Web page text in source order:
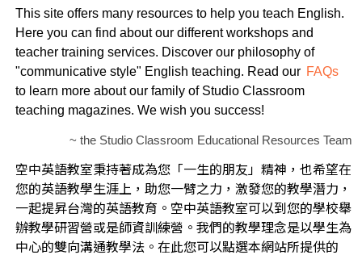
This site offers many resources to help you teach English.
Here you can find about our different workshops and
teacher training services. Discover our philosophy of
"communicative style" English teaching. Read our FAQs
to learn more about our family of Studio Classroom
teaching magazines. We wish you success!
~ the Studio Classroom Educational Resources Team
空中英語教室秉持著成為您「一生的朋友」精神，也希望在
您的英語教學生涯上，助您一臂之力，激發您的教學潛力，
一起提昇台灣的英語教育。空中英語教室可以到您的學校舉
辦教學研習營或是師資訓練營。我們的教學理念是以學生為
中心的雙向溝通教學法。在此您可以點選本網站所提供的